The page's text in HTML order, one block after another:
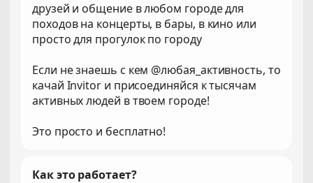
друзей и общение в любом городе для
походов на концерты, в бары, в кино или
просто для прогулок по городу
Если не знаешь с кем @любая_активность, то
качай Invitor и присоединяйся к тысячам
активных людей в твоем городе!
Это просто и бесплатно!
Как это работает?